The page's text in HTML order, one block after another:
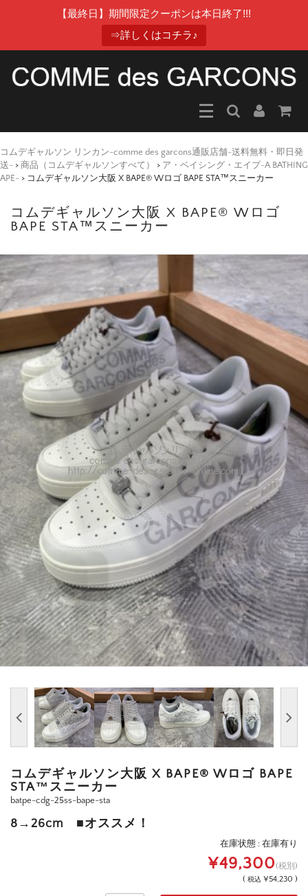
【最終日】期間限定クーポンは本日終了!!!
⇒詳しくはコチラ♪
コムデギャルソン リンカン-comme des garcons通販店舗-送料無料・即日発
送- > 商品（コムデギャルソンすべて） > ア・ベイシング・エイプ-A BATHING
APE- > コムデギャルソン大阪 X BAPE®︎ Wロゴ BAPE STA™️スニーカー
コムデギャルソン大阪 X BAPE®︎ Wロゴ
BAPE STA™️スニーカー
コムデギャルソン大阪 X BAPE®︎ Wロゴ BAPE
STA™️スニーカー
batpe-cdg-25ss-bape-sta
8→26cm ■オススメ！
在庫状態 : 在庫有り
¥49,300(税別)
( 税込 ¥54,230 )